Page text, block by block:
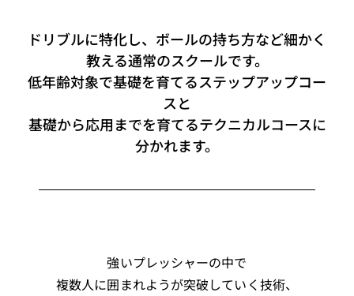
ドリブルに特化し、ボールの持ち方など細かく
教える通常のスクールです。
低年齢対象で基礎を育てるステップアップコー
スと
基礎から応用までを育てるテクニカルコースに
分かれます。
強いプレッシャーの中で
複数人に囲まれようが突破していく技術、